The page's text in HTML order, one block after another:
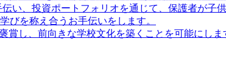
い、投資ポートフォリオを通じて、保護者が子
びを称え合うお手伝いをします。
賞し、前向きな学校文化を築くことを可能にしま